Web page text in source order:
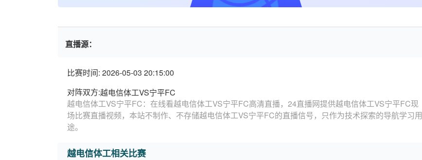
直播源：
比赛时间: 2026-05-03 20:15:00
对阵双方:越电信体工VS宁平FC
越电信体工VS宁平FC：在线看越电信体工VS宁平FC高清直播，24直播网提供越电信体工VS宁平FC现
场比赛直播视频，本站不制作、不存储越电信体工VS宁平FC的直播信号，只作为技术探索的导航学习用
途。
越电信体工相关比赛